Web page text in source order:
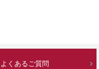
よくあるご質問